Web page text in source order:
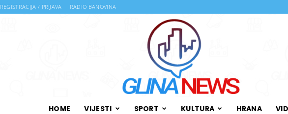
REGISTRACIJA / PRIJAVA RADIO BANOVINA
HOME VIJESTI SPORT KULTURA HRANA